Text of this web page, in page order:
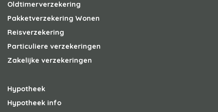
Oldtimerverzekering
Pakketverzekering Wonen
Reisverzekering
Particuliere verzekeringen
Zakelijke verzekeringen
Hypotheek
Hypotheek info